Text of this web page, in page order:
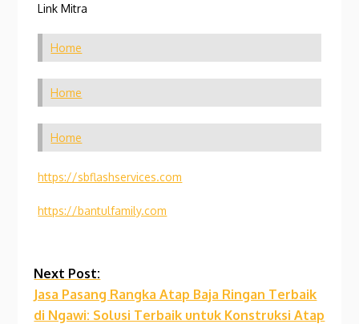
Link Mitra
Home
Home
Home
https://sbflashservices.com
https://bantulfamily.com
Continue
Reading
Next Post:
Jasa Pasang Rangka Atap Baja Ringan Terbaik
di Ngawi: Solusi Terbaik untuk Konstruksi Atap